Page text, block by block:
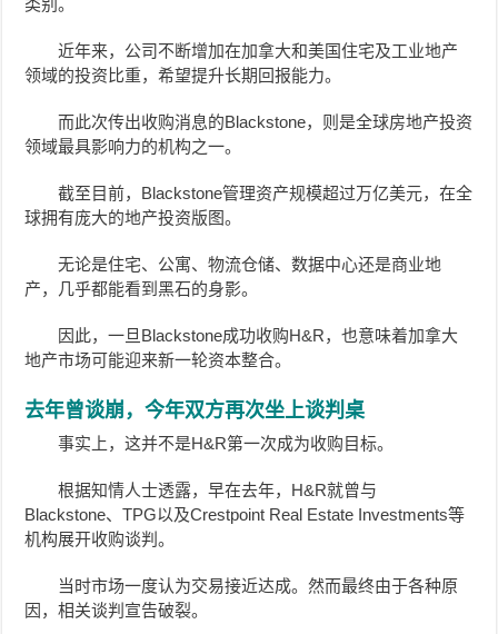
近年来，公司不断增加在加拿大和美国住宅及工业地产
领域的投资比重，希望提升长期回报能力。
而此次传出收购消息的Blackstone，则是全球房地产投资
领域最具影响力的机构之一。
截至目前，Blackstone管理资产规模超过万亿美元，在全
球拥有庞大的地产投资版图。
无论是住宅、公寓、物流仓储、数据中心还是商业地
产，几乎都能看到黑石的身影。
因此，一旦Blackstone成功收购H&R，也意味着加拿大
地产市场可能迎来新一轮资本整合。
去年曾谈崩，今年双方再次坐上谈判桌
事实上，这并不是H&R第一次成为收购目标。
根据知情人士透露，早在去年，H&R就曾与
Blackstone、TPG以及Crestpoint Real Estate Investments等
机构展开收购谈判。
当时市场一度认为交易接近达成。然而最终由于各种原
因，相关谈判宣告破裂。